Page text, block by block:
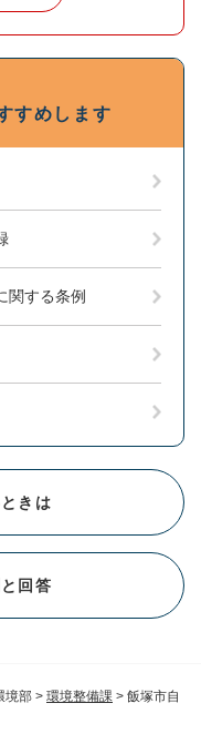
境部 > 環境整備課 > 飯塚市自
すめします
関する条例
きは
回答